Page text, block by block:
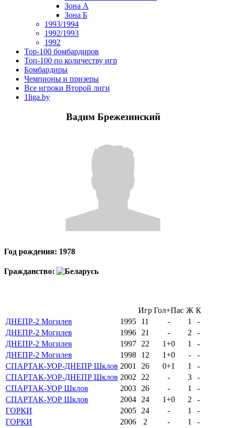
Зона А
Зона Б
1993/1994
1992/1993
1992
Top-100 бомбардиров
Топ-100 по количеству игр
Бомбардиры
Чемпионы и призеры
Все игроки Второй лиги
1liga.by
Вадим Брежезинский
Год рождения: 1978
Гражданство:
Игр Гол+Пас Ж К
ДНЕПР-2 Могилев
1995 11 - 1
-
ДНЕПР-2 Могилев
1996 21 - 2
-
ДНЕПР-2 Могилев
1997 22 1+0 1
-
ДНЕПР-2 Могилев
1998 12 1+0 -
-
СПАРТАК-УОР-ДНЕПР Шклов 2001 26 0+1 1
-
СПАРТАК-УОР-ДНЕПР Шклов 2002 22 - 3
-
СПАРТАК-УОР Шклов
2003 26 - 1
-
СПАРТАК-УОР Шклов
2004 24 1+0 2
-
ГОРКИ
2005 24 - 1
-
ГОРКИ
2006 2 - 1 -